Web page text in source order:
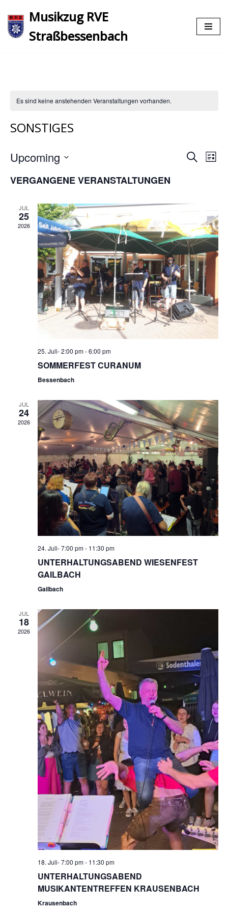
Zum
Inhalt
Musikzug RVE
Straßbessenbach
Es sind keine anstehenden Veranstaltungen vorhanden.
SONSTIGES
SucheListe
Upcoming
wählen.
VERGANGENE VERANSTALTUNGEN
JUL
25
2026
25. Juli- 2:00 pm-6:00 pm
SOMMERFEST CURANUM
Bessenbach
JUL
24
2026
24. Juli- 7:00 pm- 11:30 pm
UNTERHALTUNGSABEND WIESENFEST
GAILBACH
Gailbach
JUL
18
2026
18. Juli- 7:00 pm- 11:30 pm
UNTERHALTUNGSABEND
MUSIKANTENTREFFEN KRAUSENBACH
Krausenbach